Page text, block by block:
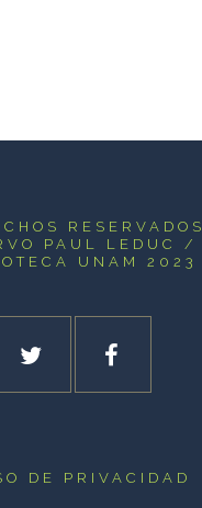
RESERVADOS
PAUL LEDUC /
UNAM 2023
DE PRIVACIDAD